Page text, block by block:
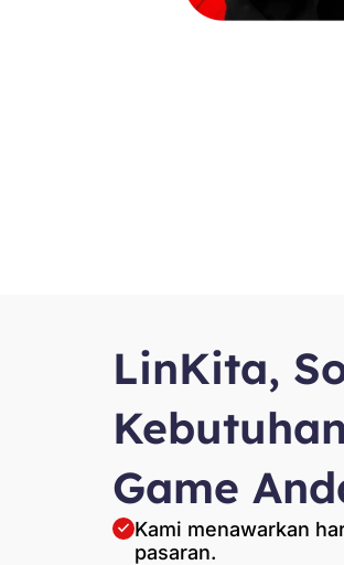
LinKita,
Game
Kami menawarkan
pasaran.